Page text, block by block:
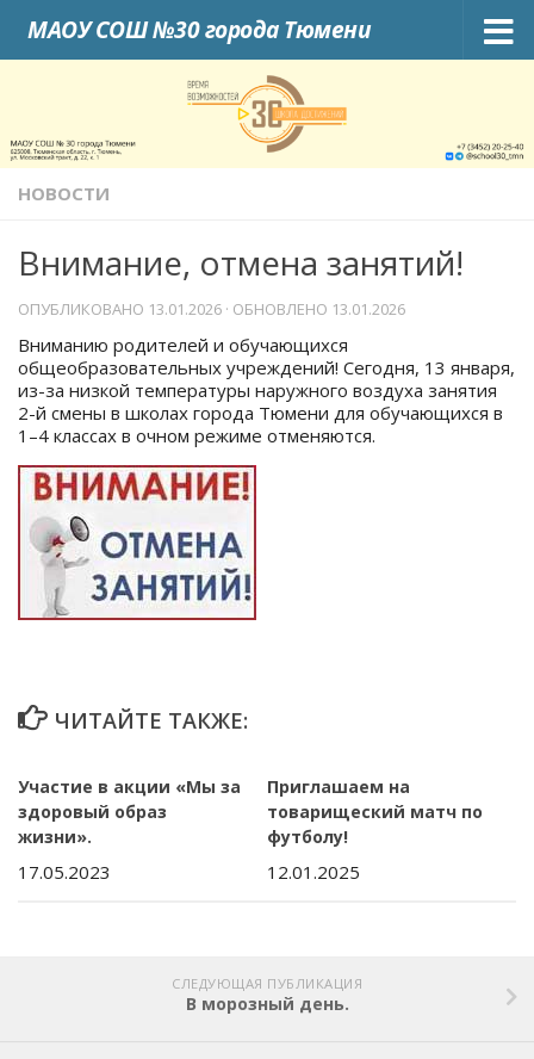
Skip to content
МАОУ СОШ №30 города Тюмени
НОВОСТИ
Внимание, отмена занятий!
ОПУБЛИКОВАНО 13.01.2026 · ОБНОВЛЕНО 13.01.2026
Вниманию родителей и обучающихся
общеобразовательных учреждений! Сегодня, 13 января,
из-за низкой температуры наружного воздуха занятия
2-й смены в школах города Тюмени для обучающихся в
1–4 классах в очном режиме отменяются.
ЧИТАЙТЕ ТАКЖЕ:
Участие в акции «Мы за
здоровый образ
жизни».
17.05.2023
Приглашаем на
товарищеский матч по
футболу!
12.01.2025
СЛЕДУЮЩАЯ ПУБЛИКАЦИЯ
В морозный день.